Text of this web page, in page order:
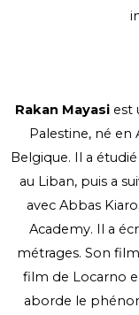
Rakan Mayasiest
Palestine, né
Belgique. Il a
au Liban, puis a
avec Abbas
Academy. Il a
métrages. Son
film de Locarno
aborde le